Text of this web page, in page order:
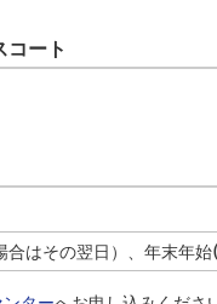
コート
合はその翌日）、年末年